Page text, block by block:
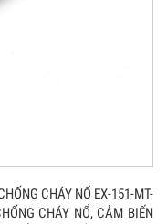
CHÁY NỔ EX-151-MT-
CHÁY NỔ, CẢM BIẾN